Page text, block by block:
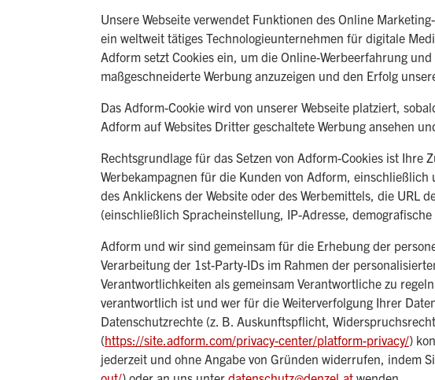
Unsere Webseite verwendet Funktionen des Online
ein weltweit tätiges Technologieunternehmen für digitale
Adform setzt Cookies ein, um die Online-Werbeerfahrung
maßgeschneiderte Werbung anzuzeigen und den Erfolg
Das Adform-Cookie wird von unserer Webseite platziert,
Adform auf Websites Dritter geschaltete Werbung ansehen
Rechtsgrundlage für das Setzen von Adform-Cookies ist Ihre
Werbekampagnen für die Kunden von Adform,
des Anklickens der Website oder des Werbemittels, die URL
(einschließlich Spracheinstellung, IP-Adresse, demografische
Adform und wir sind gemeinsam für die Erhebung der
Verarbeitung der 1st-Party-IDs im Rahmen der
Verantwortlichkeiten als gemeinsam Verantwortliche zu
verantwortlich ist und wer für die Weiterverfolgung Ihrer
Datenschutzrechte (z. B. Auskunftspflicht,
(https://site.adform.com/privacy-center/platform-privacy/)
jederzeit und ohne Angabe von Gründen widerrufen, indem